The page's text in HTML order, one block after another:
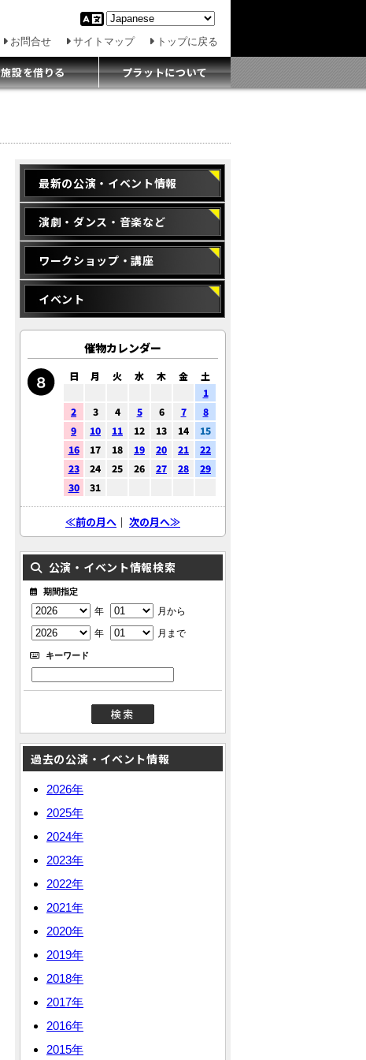
お問合せ サイトマップ トップに戻る
施設を借りる プラットについて
最新の公演・イベント情報
演劇・ダンス・音楽など
ワークショップ・講座
イベント
催物カレンダー
日 月 火 水 木 金
土
1
2
3 4 5 6 7
8
9
10 11 12 13 14
15
16
17 18 19 20 21
22
23
24 25 26 27 28
29
30
31
≪前の月へ ｜ 次の月へ≫
公演・イベント情報検索
期間指定
年
月から
年
月まで
キーワード
過去の公演・イベント情報
2026年
2025年
2024年
2023年
2022年
2021年
2020年
2019年
2018年
2017年
2016年
2015年